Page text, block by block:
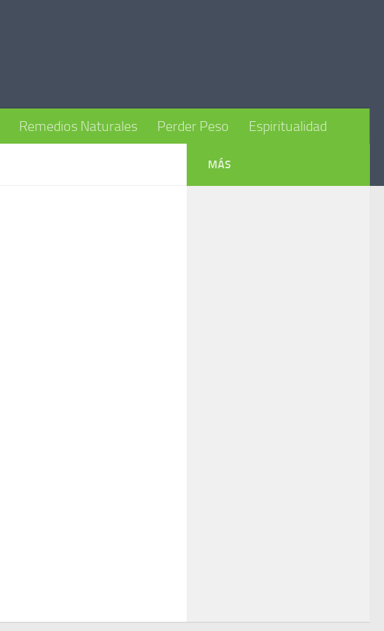
Remedios Naturales Perder Peso Espiritualidad
MÁS